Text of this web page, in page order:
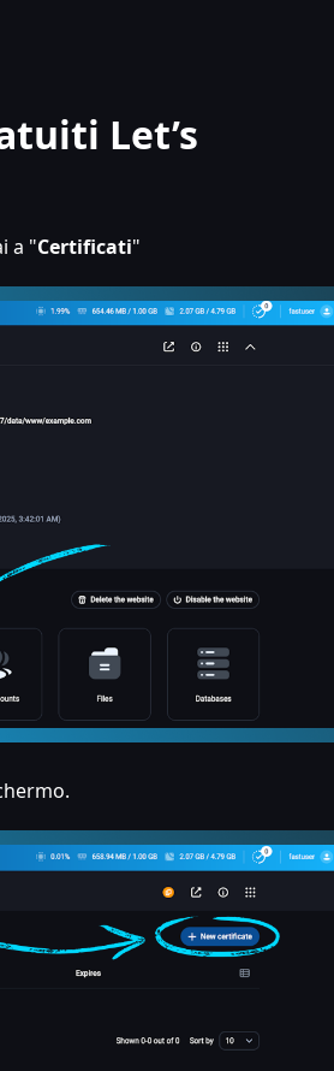
Let’s
a "Certificati"